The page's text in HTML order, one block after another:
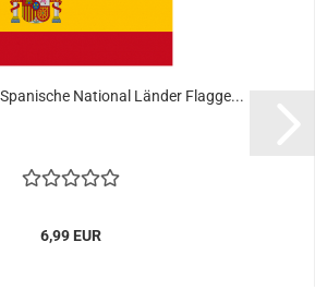
National Länder Flagge...
6,99 EUR